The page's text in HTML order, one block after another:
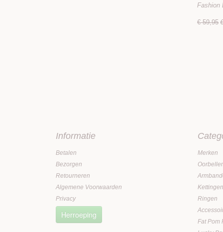
Fashion
€ 59,95
Informatie
Betalen
Bezorgen
Retourneren
Algemene Voorwaarden
Privacy
Herroeping
Merken
Kettingen
Ringen
Fat Pom